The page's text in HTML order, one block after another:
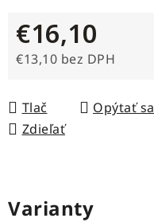
€16,10
€13,10 bez DPH
Tlač
Opýtať sa
Zdieľať
Varianty